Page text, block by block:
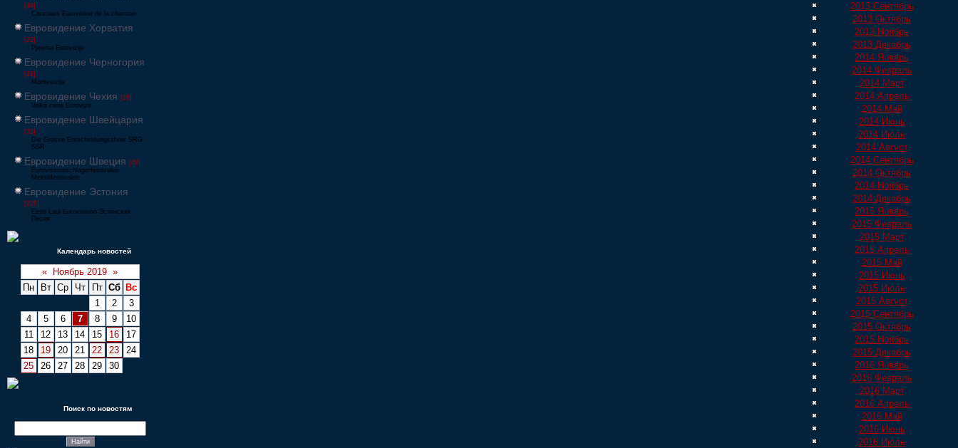
[49]
Concours Eurovision de la chanson
Евровидение Хорватия
[22]
Pjesma Eurovizije
Евровидение Черногория
[21]
Montevizija
Евровидение Чехия [26]
Velká cena Eurovize
Евровидение Швейцария
[35]
Die Grosse Entscheidungsshow SRG
SSR
Евровидение Швеция [48]
Eurovisionsschlagerfestivalen
Melodifestivalen
Евровидение Эстония
[226]
Eesti Laul Eurovisioon Эстонская
Песня
Календарь новостей
« Ноябрь 2019 »
Пн
Вт Ср Чт Пт Сб
Вс
1
2
3
4
5 6 7 8 9
10
11
12 13 14 15 16
17
18
19 20 21 22 23
24
25
26 27 28 29 30
Поиск по новостям
2013 Сентябрь
2013 Октябрь
2013 Ноябрь
2013 Декабрь
2014 Январь
2014 Февраль
2014 Март
2014 Апрель
2014 Май
2014 Июнь
2014 Июль
2014 Август
2014 Сентябрь
2014 Октябрь
2014 Ноябрь
2014 Декабрь
2015 Январь
2015 Февраль
2015 Март
2015 Апрель
2015 Май
2015 Июнь
2015 Июль
2015 Август
2015 Сентябрь
2015 Октябрь
2015 Ноябрь
2015 Декабрь
2016 Январь
2016 Февраль
2016 Март
2016 Апрель
2016 Май
2016 Июнь
2016 Июль